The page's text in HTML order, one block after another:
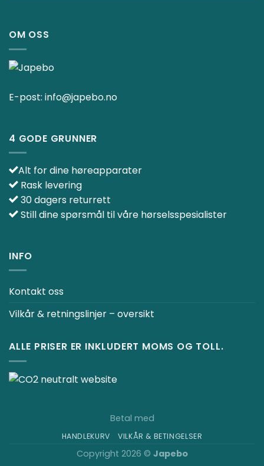
OM OSS
E-post: info@japebo.no
4 GODE GRUNNER
Alt for dine høreapparater
Rask levering
30 dagers returrett
Still dine spørsmål til våre hørselsspesialister
INFO
Kontakt oss
Vilkår & retningslinjer – oversikt
ALLE PRISER ER INKLUDERT MOMS OG TOLL.
Betal med
HANDLEKURV VILKÅR & BETINGELSER
Copyright 2026 © Japebo